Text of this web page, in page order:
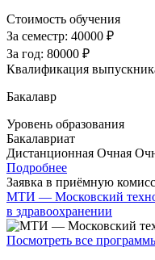
Стоимость обучения
За семестр: 40000 ₽
За год: 80000 ₽
Квалификация
Бакалавр
Уровень образования
Бакалавриат
Дистанционная Очная
Подробнее
Заявка в приёмную
МТИ — Московский
в здравоохранении
Посмотреть все